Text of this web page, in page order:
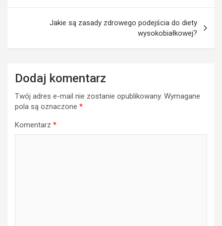
Jakie są zasady zdrowego podejścia do diety
wysokobiałkowej?
Dodaj komentarz
Twój adres e-mail nie zostanie opublikowany. Wymagane
pola są oznaczone *
Komentarz *